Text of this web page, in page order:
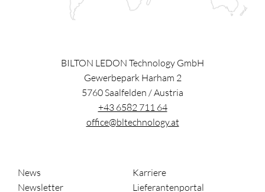
BILTON LEDON Technology GmbH
Gewerbepark Harham 2
5760Saalfelden /Austria
+43 6582 711 64
office@bltechnology.at
News
Karriere
Newsletter
Lieferantenportal